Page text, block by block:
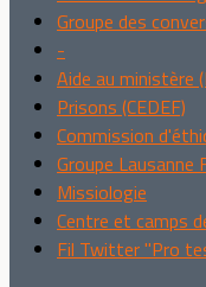
Groupe des
-
Aide au ministère
Prisons (CEDEF)
Commission
Groupe Lausanne
Missiologie
Centre et camps
Fil Twitter "Pro